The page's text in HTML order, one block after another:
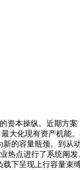
本操纵。近期方案
大化现有资产机能
的容量瓶颈。到
点进行了系统阐
下呈现上行容量